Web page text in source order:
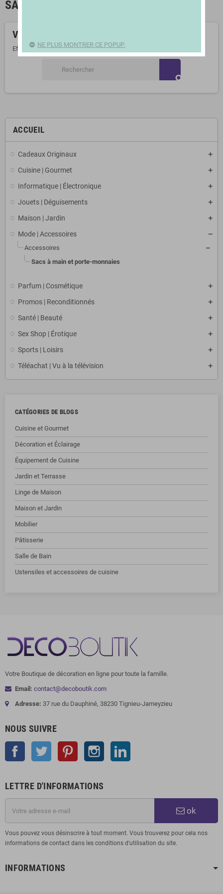
ACCUEIL
Cadeaux Originaux
Cuisine | Gourmet
Informatique | Électronique
Jouets | Déguisements
Maison | Jardin
Mode | Accessoires
Accessoires
Sacs à main et porte-monnaies
Parfum | Cosmétique
Promos | Reconditionnés
Santé | Beauté
Sex Shop | Érotique
Sports | Loisirs
Téléachat | Vu à la télévision
CATÉGORIES DE BLOGS
Cuisine et Gourmet
Décoration et Éclairage
Équipement de Cuisine
Jardin et Terrasse
Linge de Maison
Maison et Jardin
Mobilier
Pâtisserie
Salle de Bain
Ustensiles et accessoires de cuisine
SACS À MAIN ET PORTE-MONNAIES
Veuillez nous excuser pour le désagrément.
Effectuez une nouvelle recherche
search
Votre Boutique de décoration en ligne pour toute la famille.
Email: contact@decoboutik.com
Adresse: 37 rue du Dauphiné, 38230 Tignieu-Jameyzieu
NOUS SUIVRE
Facebook Twitter Pinterest Instagram
LETTRE D'INFORMATIONS
ok
Vous pouvez vous désinscrire à tout moment. Vous trouverez pour cela nos
informations de contact dans les conditions d'utilisation du site.
INFORMATIONS
NE PLUS MONTRER CE POPUP.